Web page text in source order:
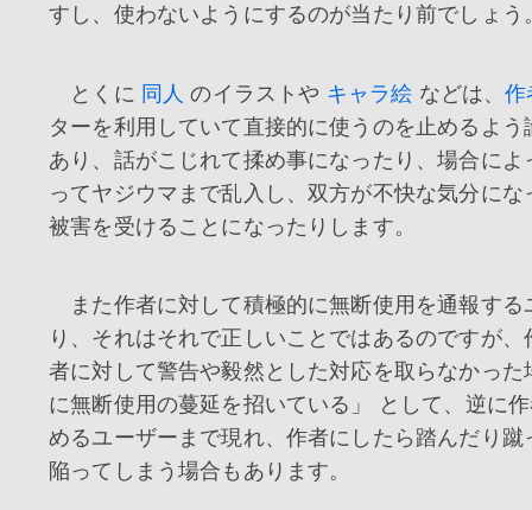
すし、使わないようにするのが当たり前でしょう
とくに 同人 のイラストや キャラ絵 などは、作
ターを利用していて直接的に使うのを止めるよう
あり、話がこじれて揉め事になったり、場合に
ってヤジウマまで乱入し、双方が不快な気分にな
被害を受けることになったりします。
また作者に対して積極的に無断使用を通報する
り、それはそれで正しいことではあるのですが、
者に対して警告や毅然とした対応を取らなかった
に無断使用の蔓延を招いている」 として、逆に
めるユーザーまで現れ、作者にしたら踏んだり蹴
陥ってしまう場合もあります。